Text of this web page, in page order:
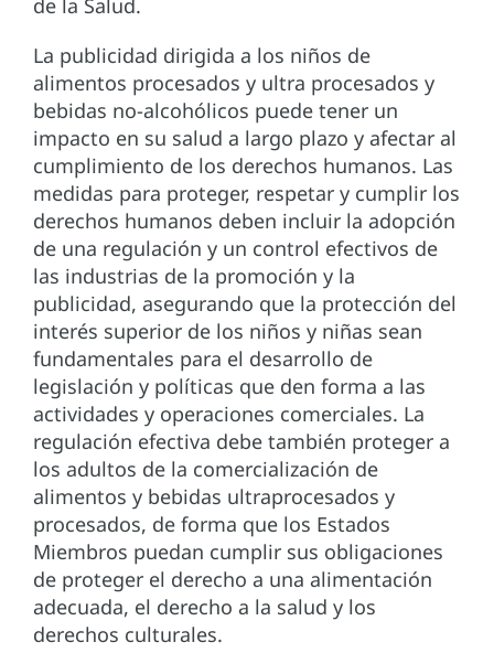
La publicidad dirigida a los niños de
alimentos procesados y ultra procesados y
bebidas no-alcohólicos puede tener un
impacto en su salud a largo plazo y afectar al
cumplimiento de los derechos humanos. Las
medidas para proteger, respetar y cumplir los
derechos humanos deben incluir la adopción
de una regulación y un control efectivos de
las industrias de la promoción y la
publicidad, asegurando que la protección del
interés superior de los niños y niñas sean
fundamentales para el desarrollo de
legislación y políticas que den forma a las
actividades y operaciones comerciales. La
regulación efectiva debe también proteger a
los adultos de la comercialización de
alimentos y bebidas ultraprocesados y
procesados, de forma que los Estados
Miembros puedan cumplir sus obligaciones
de proteger el derecho a una alimentación
adecuada, el derecho a la salud y los
derechos culturales.